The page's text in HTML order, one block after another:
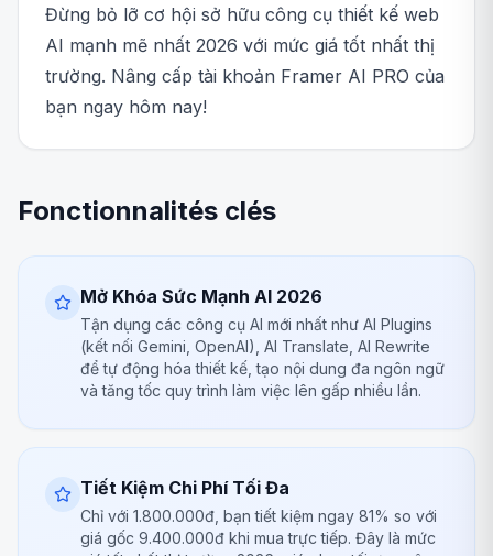
Đừng bỏ lỡ cơ hội sở hữu công cụ thiết kế web
AI mạnh mẽ nhất 2026 với mức giá tốt nhất thị
trường. Nâng cấp tài khoản Framer AI PRO của
bạn ngay hôm nay!
Fonctionnalités clés
Mở Khóa Sức Mạnh AI 2026
Tận dụng các công cụ AI mới nhất như AI Plugins
(kết nối Gemini, OpenAI), AI Translate, AI Rewrite
để tự động hóa thiết kế, tạo nội dung đa ngôn ngữ
và tăng tốc quy trình làm việc lên gấp nhiều lần.
Tiết Kiệm Chi Phí Tối Đa
Chỉ với 1.800.000đ, bạn tiết kiệm ngay 81% so với
giá gốc 9.400.000đ khi mua trực tiếp. Đây là mức